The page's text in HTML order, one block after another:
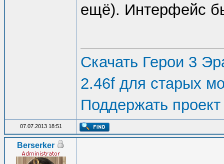
ещё). Интерфейс
Скачать Герои 3
2.46f для старых
Поддержать проект
07.07.2013 18:51
Berserker